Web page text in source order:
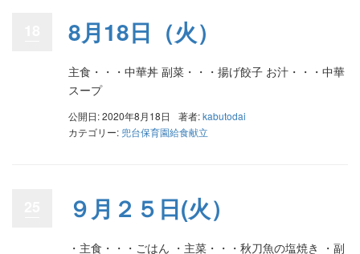
8月18日（火）
主食・・・中華丼 副菜・・・揚げ餃子 お汁・・・中華
スープ
公開日: 2020年8月18日 著者:kabutodai
カテゴリー: 兜台保育園給食献立
９月２５日(火）
・主食・・・ごはん ・主菜・・・秋刀魚の塩焼き ・副